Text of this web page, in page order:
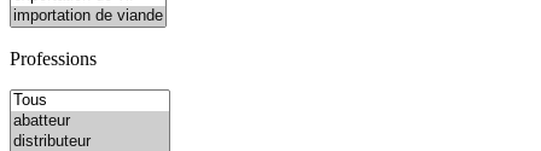
Professions